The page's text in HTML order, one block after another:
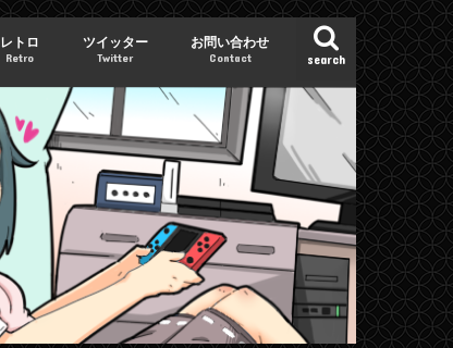
search
レトロ
Retro
ツイッター
Twitter
お問い合わせ
Contact